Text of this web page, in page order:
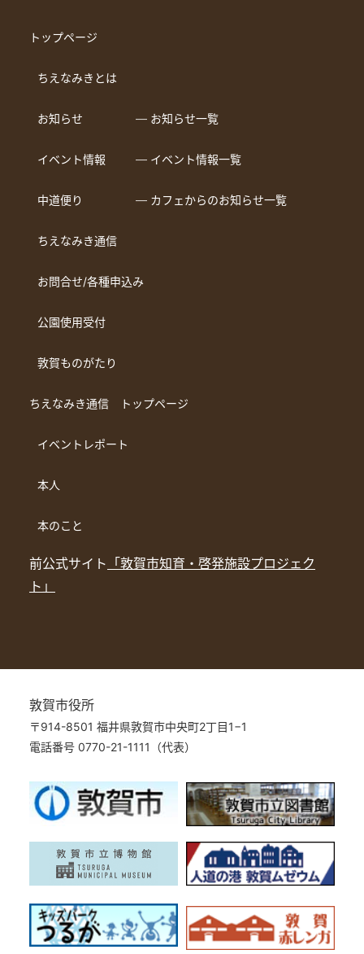
トップページ
ちえなみきとは
お知らせ ― お知らせ一覧
イベント情報 ― イベント情報一覧
中道便り ― カフェからのお知らせ一覧
ちえなみき通信
お問合せ/各種申込み
公園使用受付
敦賀ものがたり
ちえなみき通信 トップページ
イベントレポート
本人
本のこと
前公式サイト 「敦賀市知育・啓発施設プロジェク
ト」
敦賀市役所
〒914-8501 福井県敦賀市中央町2丁目1−1
電話番号 0770-21-1111（代表）